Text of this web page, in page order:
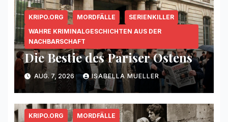
KRIPO.ORG MORDFÄLLE
SERIENKILLER
WAHRE KRIMINALGESCHICHTEN AUS DER
NACHBARSCHAFT
Die Bestie des Pariser Ostens
AUG. 7, 2026 ISABELLA MUELLER
KRIPO.ORG
MORDFÄLLE